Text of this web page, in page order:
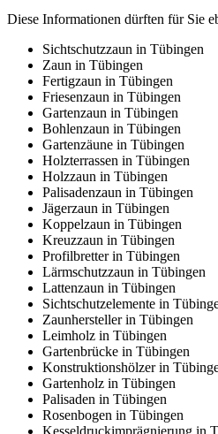
Diese Informationen dürften für Sie
Sichtschutzzaun in Tübingen
Zaun in Tübingen
Fertigzaun in Tübingen
Friesenzaun in Tübingen
Gartenzaun in Tübingen
Bohlenzaun in Tübingen
Gartenzäune in Tübingen
Holzterrassen in Tübingen
Holzzaun in Tübingen
Palisadenzaun in Tübingen
Jägerzaun in Tübingen
Koppelzaun in Tübingen
Kreuzzaun in Tübingen
Profilbretter in Tübingen
Lärmschutzzaun in Tübingen
Lattenzaun in Tübingen
Sichtschutzelemente in
Zaunhersteller in Tübingen
Leimholz in Tübingen
Gartenbrücke in Tübingen
Konstruktionshölzer in
Gartenholz in Tübingen
Palisaden in Tübingen
Rosenbogen in Tübingen
Kesseldruckimprägnierung in